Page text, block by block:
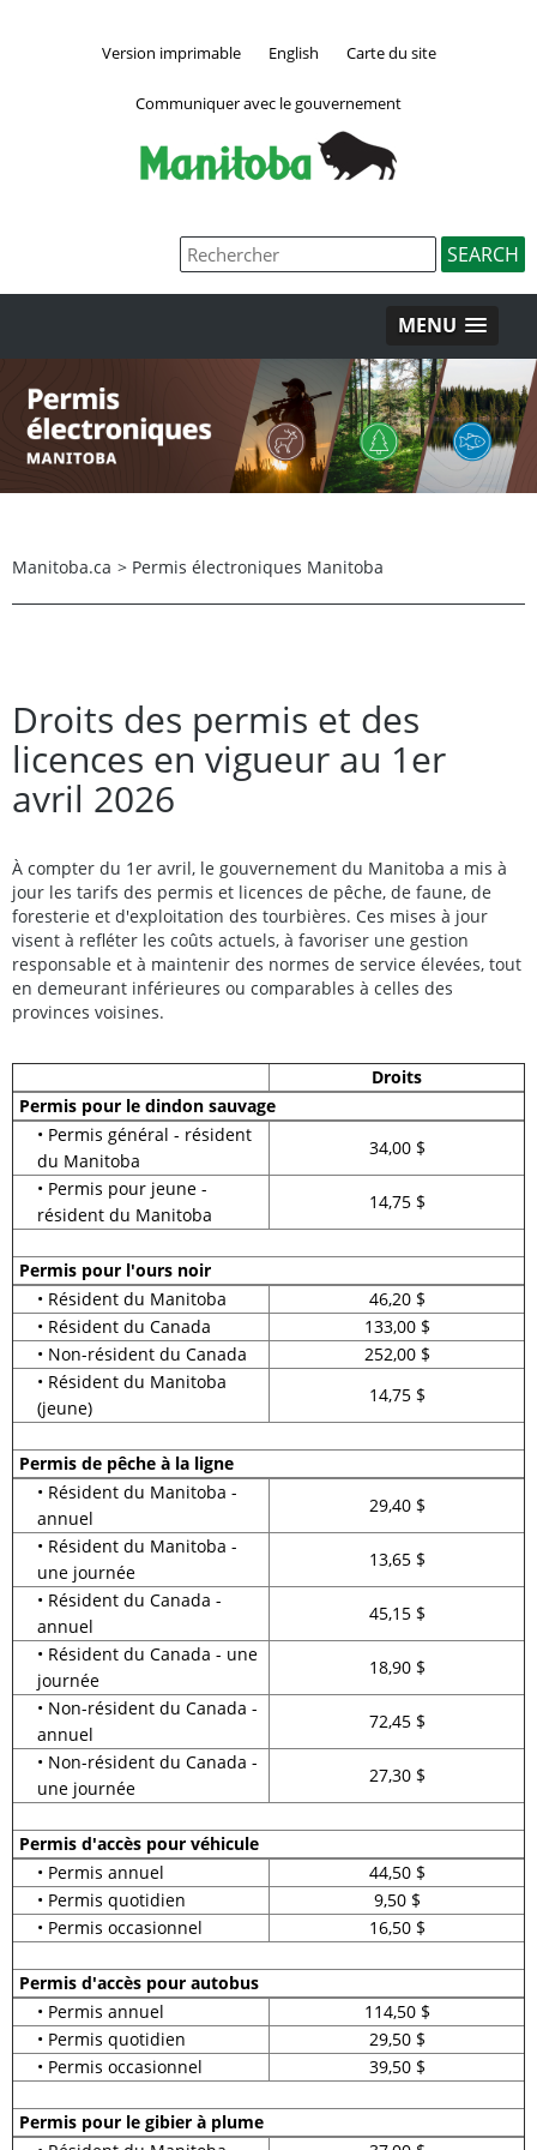
Version imprimable English Carte du site
Communiquer avec le gouvernement
MENU
Manitoba.ca > Permis électroniques Manitoba
Droits des permis et des
licences en vigueur au 1er
avril 2026
À compter du 1er avril, le gouvernement du Manitoba a mis à
jour les tarifs des permis et licences de pêche, de faune, de
foresterie et d'exploitation des tourbières. Ces mises à jour
visent à refléter les coûts actuels, à favoriser une gestion
responsable et à maintenir des normes de service élevées, tout
en demeurant inférieures ou comparables à celles des
provinces voisines.
Droits
Permis pour le dindon sauvage
• Permis général - résident
du Manitoba
34,00 $
• Permis pour jeune -
résident du Manitoba
14,75 $
Permis pour l'ours noir
• Résident du Manitoba
46,20 $
• Résident du Canada
133,00 $
• Non-résident du Canada
252,00 $
• Résident du Manitoba
(jeune)
14,75 $
Permis de pêche à la ligne
• Résident du Manitoba -
annuel
29,40 $
• Résident du Manitoba -
une journée
13,65 $
• Résident du Canada -
annuel
45,15 $
• Résident du Canada - une
journée
18,90 $
• Non-résident du Canada -
annuel
72,45 $
• Non-résident du Canada -
une journée
27,30 $
Permis d'accès pour véhicule
• Permis annuel
44,50 $
• Permis quotidien
9,50 $
• Permis occasionnel
16,50 $
Permis d'accès pour autobus
• Permis annuel
114,50 $
• Permis quotidien
29,50 $
• Permis occasionnel
39,50 $
Permis pour le gibier à plume